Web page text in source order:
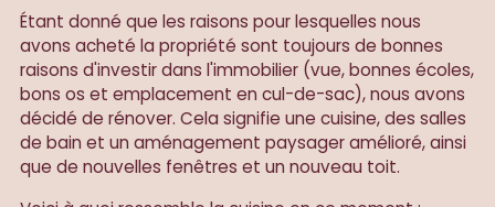
Étant donné que les raisons pour lesquelles nous
avons acheté la propriété sont toujours de bonnes
raisons d'investir dans l'immobilier (vue, bonnes écoles,
bons os et emplacement en cul-de-sac), nous avons
décidé de rénover. Cela signifie une cuisine, des salles
de bain et un aménagement paysager amélioré, ainsi
que de nouvelles fenêtres et un nouveau toit.